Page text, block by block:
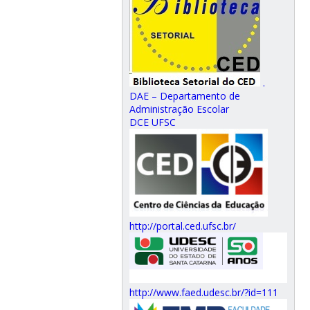
.
DAE – Departamento de
Administração Escolar
DCE UFSC
http://portal.ced.ufsc.br/
http://www.faed.udesc.br/?id=111